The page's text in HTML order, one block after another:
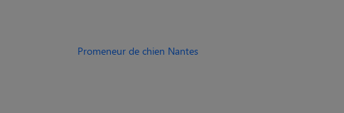
Promeneur de chien Nantes